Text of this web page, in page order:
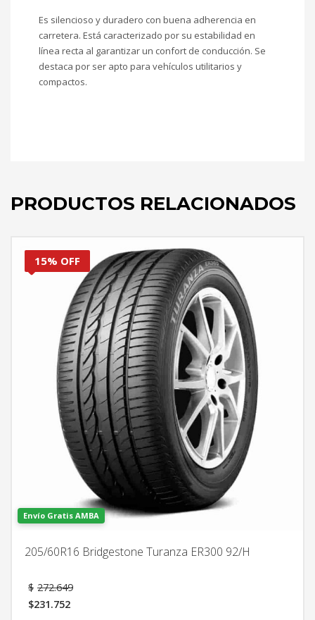
Es silencioso y duradero con buena adherencia en
carretera. Está caracterizado por su estabilidad en
línea recta al garantizar un confort de conducción. Se
destaca por ser apto para vehículos utilitarios y
compactos.
PRODUCTOS RELACIONADOS
15% OFF
Envío Gratis AMBA
205/60R16 Bridgestone Turanza ER300 92/H
$ 272.649
$231.752